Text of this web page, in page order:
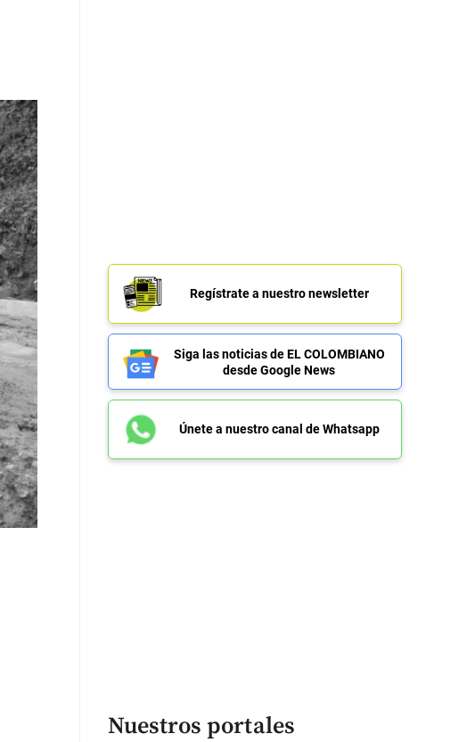
Regístrate a nuestro newsletter
Siga las noticias de EL COLOMBIANO
desde Google News
Únete a nuestro canal de Whatsapp
Nuestros portales